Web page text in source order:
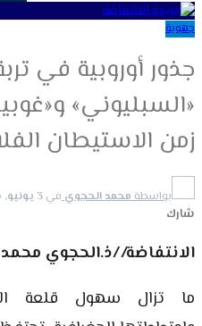
جهوية
جذور أوروبية في
«السبليوني»
زمن الاستيطان
بواسطةمحمد الحجوي في 3 يونيو, 2026
شارك
الانتفاضة//ذ.الحجوي محمد
ما تزال سهول قلعة